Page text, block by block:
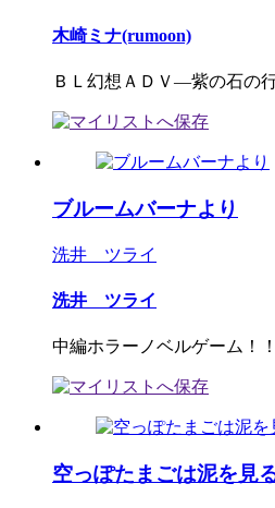
木崎ミナ(rumoon)
ＢＬ幻想ＡＤＶ―紫の石の
ブルームバーナより
洗井 ツライ
洗井 ツライ
中編ホラーノベルゲーム！！
空っぽたまごは泥を見